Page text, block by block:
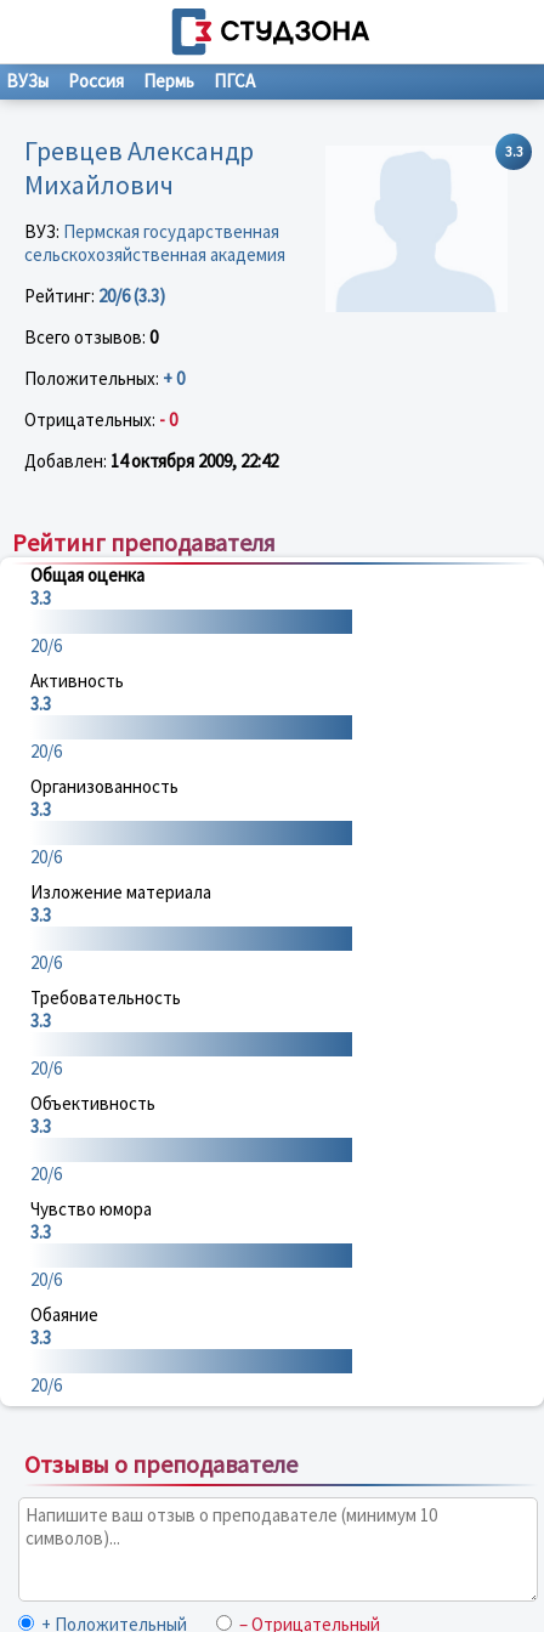
ВУЗы Россия Пермь ПГСА
3.3
Гревцев Александр
Михайлович
ВУЗ: Пермская государственная
сельскохозяйственная академия
Рейтинг: 20/6 (3.3)
Всего отзывов: 0
Положительных: + 0
Отрицательных: - 0
Добавлен: 14 октября 2009, 22:42
Рейтинг преподавателя
Общая оценка
3.3
20/6
Активность
3.3
20/6
Организованность
3.3
20/6
Изложение материала
3.3
20/6
Требовательность
3.3
20/6
Объективность
3.3
20/6
Чувство юмора
3.3
20/6
Обаяние
3.3
20/6
Отзывы о преподавателе
+ Положительный – Отрицательный